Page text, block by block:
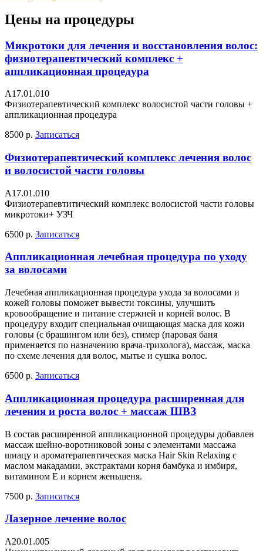
Цены на процедуры
Микротоки для лечения и восстановления волос:
физиотерапевтический комплекс +
аппликационная процедура
А17.01.010
Физиотерапевтический комплекс волосистой части головы +
аппликационная процедура
8500 р. Записаться
Физиотерапевтический комплекс лечения волос
и волосистой части головы
A17.01.010
Физиотерапевтитический комплекс волосистой части головы
микротоки+ УЗЧ
6500 р. Записаться
Аппликационная лечебная процедура по уходу
за волосами
Лечебная аппликационная процедура ухода за волосами и
кожей головы поможет вывести токсины, улучшить
кровообращение и питание стержней и корней волос. В
процедуру входит специальная очищающая маска для кожи
головы (с брашингом или без), стимер (паровая баня
применяется по назначению врача-трихолога), массаж, маска
по схеме лечения для волос, мытье и сушка волос.
6500 р. Записаться
Аппликационная процедура расширенная для
лечения и роста волос + массаж ШВЗ
В состав расширенной аппликационной процедуры добавлен
массаж шейно-воротниковой зоны с элементами массажа
шиацу и ароматерапевтическая маска Hair Skin Relaxing с
маслом макадамии, экстрактами корня бамбука и имбиря,
витамином Е и корнем женьшеня.
7500 р. Записаться
Лазерное лечение волос
А20.01.005